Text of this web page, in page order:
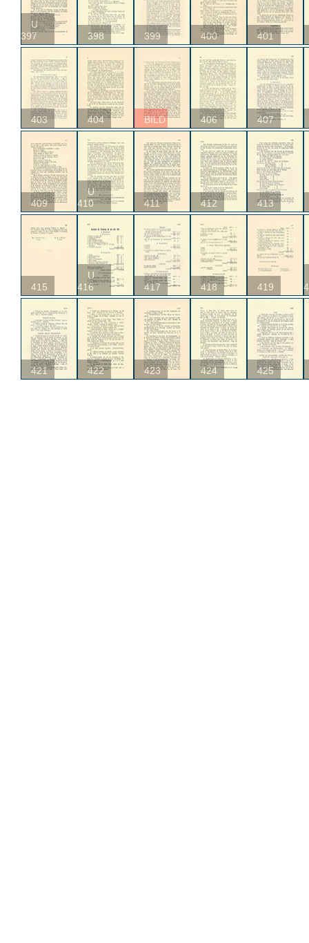
U
397
398 399 400 401
403 404 BILD 406 407
409
U
410
411 412 413
415
U
416
417 418 419
421 422 423 424 425